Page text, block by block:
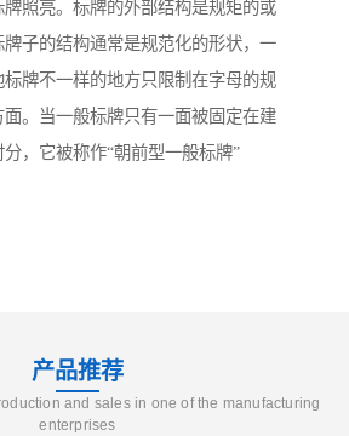
照亮。标牌的外部结构是规矩的或
子的结构通常是规范化的形状，一
牌不一样的地方只限制在字母的规
。当一般标牌只有一面被固定在建
，它被称作“朝前型一般标牌”
产品推荐
and sales in one of the manufacturing
enterprises